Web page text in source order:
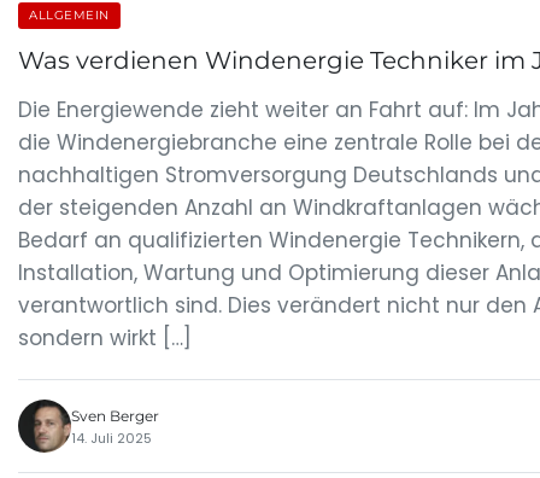
ALLGEMEIN
Was verdienen Windenergie Techniker im
Die Energiewende zieht weiter an Fahrt auf: Im
die Windenergiebranche eine zentrale Rolle bei
nachhaltigen Stromversorgung Deutschlands
der steigenden Anzahl an Windkraftanlagen
Bedarf an qualifizierten Windenergie Technikern,
Installation, Wartung und Optimierung dieser
verantwortlich sind. Dies verändert nicht nur den
sondern wirkt […]
Sven Berger
14. Juli 2025